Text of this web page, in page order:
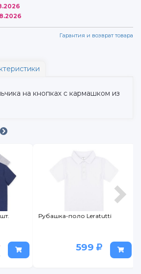
Гарантия и возврат товара
на кнопках с кармашком из
Рубашка поло с длинным
399
799